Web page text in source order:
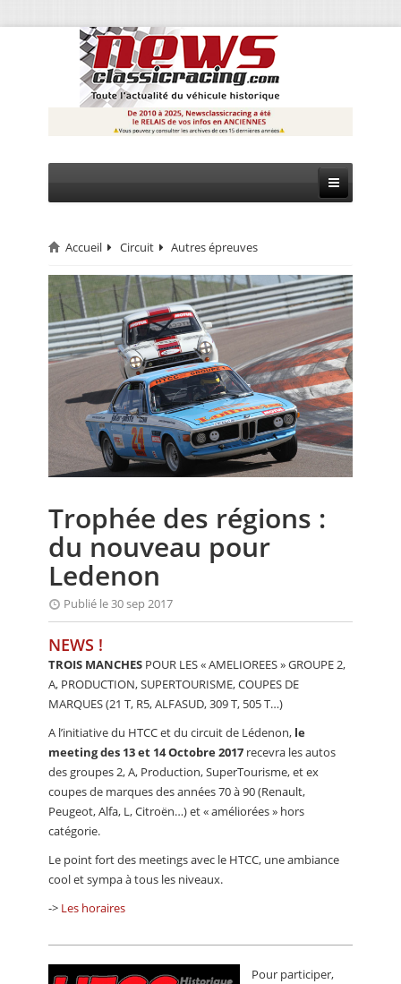
CIRCUIT
RALLYE
MONTAGNE
EVÈNEMENTS
CALENDRIER
FOCUS
ANNUAIRES
PETITES ANNONCES
Accueil Circuit Autres épreuves
Trophée des régions :
du nouveau pour
Ledenon
Publié le 30 sep 2017
NEWS !
TROIS MANCHES POUR LES « AMELIOREES » GROUPE 2,
A, PRODUCTION, SUPERTOURISME, COUPES DE
MARQUES (21 T, R5, ALFASUD, 309 T, 505 T…)
A l’initiative du HTCC et du circuit de Lédenon, le
meeting des 13 et 14 Octobre 2017 recevra les autos
des groupes 2, A, Production, SuperTourisme, et ex
coupes de marques des années 70 à 90 (Renault,
Peugeot, Alfa, L, Citroën…) et « améliorées » hors
catégorie.
Le point fort des meetings avec le HTCC, une ambiance
cool et sympa à tous les niveaux.
-> Les horaires
Pour participer,